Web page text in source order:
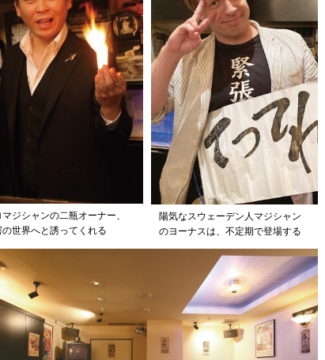
マジシャンの二瓶オーナー、
の世界へと誘ってくれる
陽気なスウェーデン人マジシャン
のヨーナスは、不定期で登場する